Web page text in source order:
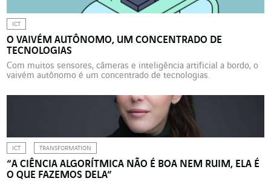
ICT
O VAIVÉM AUTÔNOMO, UM CONCENTRADO DE
TECNOLOGIAS
Com muitos sensores, câmeras e inteligência artificial a bordo, o
vaivém autônomo é um concentrado de tecnologias.
ICT TRANSFORMATION
“A CIÊNCIA ALGORÍTMICA NÃO É BOA NEM RUIM, ELA É
O QUE FAZEMOS DELA”